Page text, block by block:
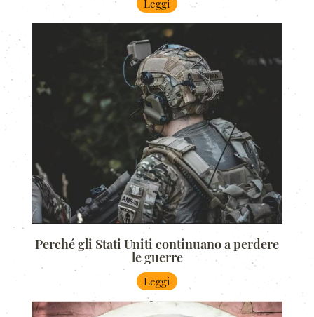
Leggi
Perché gli Stati Uniti continuano a perdere
le guerre
Leggi